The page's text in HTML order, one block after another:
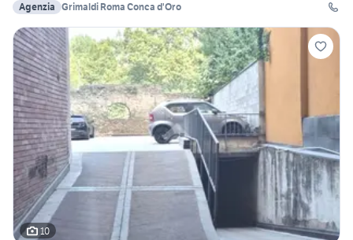
Agenzia Grimaldi Roma Conca d'Oro
10